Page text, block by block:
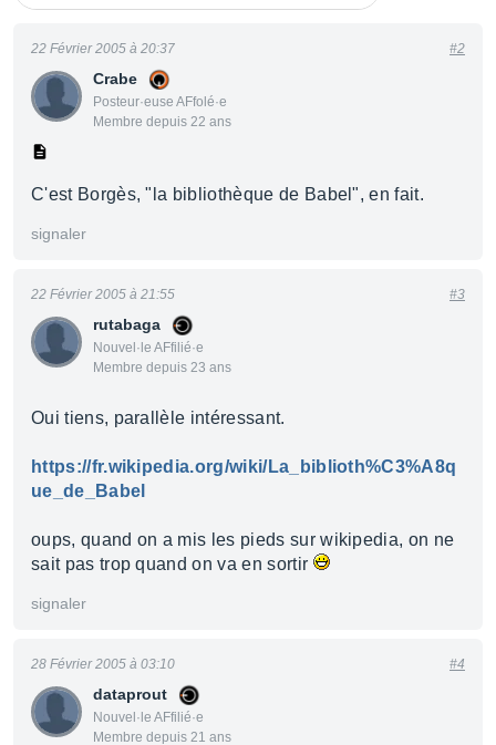
Crabe
Posteur·euse AFfolé·e
Membre depuis 22 ans
22 Février 2005 à 20:37 #2
C'est Borgès, "la bibliothèque de Babel", en fait.
signaler
rutabaga
Nouvel·le AFfilié·e
Membre depuis 23 ans
22 Février 2005 à 21:55 #3
Oui tiens, parallèle intéressant.
https://fr.wikipedia.org/wiki/La_biblioth%C3%A8q
ue_de_Babel
oups, quand on a mis les pieds sur wikipedia, on ne
sait pas trop quand on va en sortir
signaler
dataprout
Nouvel·le AFfilié·e
Membre depuis 21 ans
28 Février 2005 à 03:10 #4